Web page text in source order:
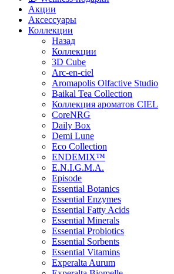
Акции
Аксессуары
Коллекции
Назад
Коллекции
3D Cube
Arc-en-ciel
Aromapolis Olfactive Studio
Baikal Tea Collection
Коллекция ароматов CIEL
СoreNRG
Daily Box
Demi Lune
Eco Collection
ENDEMIX™
E.N.I.G.M.A.
Episode
Essential Botanics
Essential Enzymes
Essential Fatty Acids
Essential Minerals
Essential Probiotics
Essential Sorbents
Essential Vitamins
Experalta Aurum